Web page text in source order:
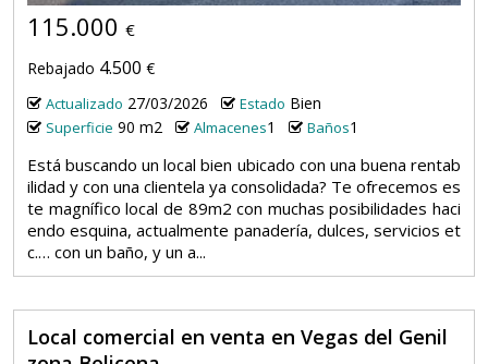
115.000 €
Rebajado 4.500 €
Actualizado 27/03/2026 Estado Bien
Superficie 90 m2 Almacenes1 Baños1
Está buscando un local bien ubicado con una buena rentab
ilidad y con una clientela ya consolidada? Te ofrecemos es
te magnífico local de 89m2 con muchas posibilidades haci
endo esquina, actualmente panadería, dulces, servicios et
c.… con un baño, y un a...
Local comercial en venta en Vegas del Genil